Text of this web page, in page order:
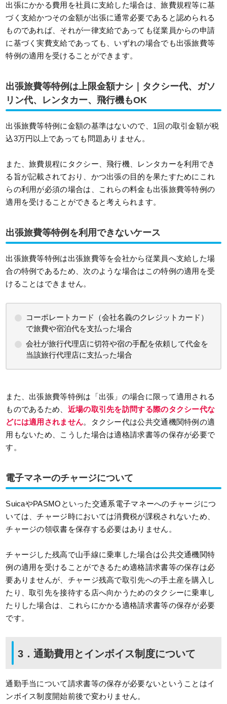
出張にかかる費用を社員に支給した場合は、旅費規程等に基
づく支給かつその金額が出張に通常必要であると認められる
ものであれば、それが一律支給であっても従業員からの申請
に基づく実費支給であっても、いずれの場合でも出張旅費等
特例の適用を受けることができます。
出張旅費等特例は上限金額ナシ｜タクシー代、ガソ
リン代、レンタカー、飛行機もOK
出張旅費等特例に金額の基準はないので、1回の取引金額が税
込3万円以上であっても問題ありません。
また、旅費規程にタクシー、飛行機、レンタカーを利用でき
る旨が記載されており、かつ出張の目的を果たすためにこれ
らの利用が必須の場合は、これらの料金も出張旅費等特例の
適用を受けることができると考えられます。
出張旅費等特例を利用できないケース
出張旅費等特例は出張旅費等を会社から従業員へ支給した場
合の特例であるため、次のような場合はこの特例の適用を受
けることはできません。
コーポレートカード（会社名義のクレジットカード）
で旅費や宿泊代を支払った場合
会社が旅行代理店に切符や宿の手配を依頼して代金を
当該旅行代理店に支払った場合
また、出張旅費等特例は「出張」の場合に限って適用される
ものであるため、 近場の取引先を訪問する際のタクシー代な
どには適用されません。タクシー代は公共交通機関特例の適
用もないため、こうした場合は適格請求書等の保存が必要で
す。
電子マネーのチャージについて
SuicaやPASMOといった交通系電子マネーへのチャージにつ
いては、チャージ時においては消費税が課税されないため、
チャージの領収書を保存する必要はありません。
チャージした残高で山手線に乗車した場合は公共交通機関特
例の適用を受けることができるため適格請求書等の保存は必
要ありませんが、チャージ残高で取引先への手土産を購入し
たり、取引先を接待する店へ向かうためのタクシーに乗車し
たりした場合は、これらにかかる適格請求書等の保存が必要
です。
3．通勤費用とインボイス制度について
通勤手当について請求書等の保存が必要ないということはイ
ンボイス制度開始前後で変わりません。